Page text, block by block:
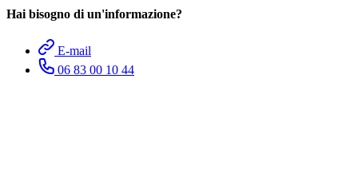
Hai bisogno di un'informazione?
E-mail
06 83 00 10 44